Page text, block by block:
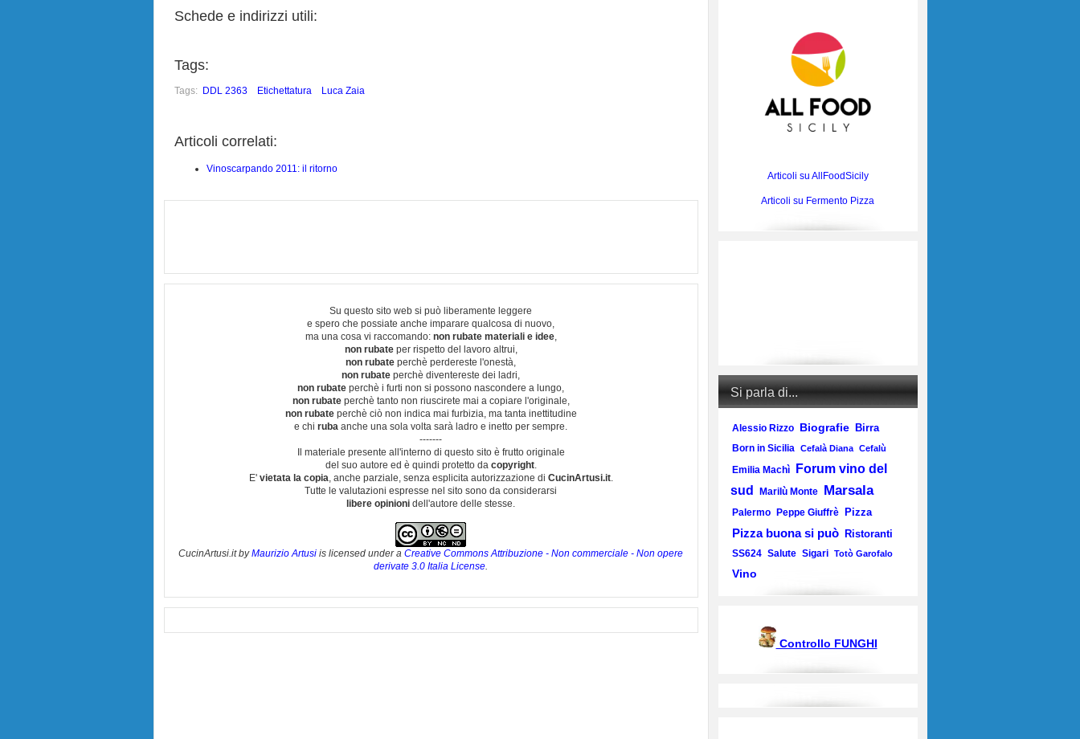
Schede e indirizzi utili:
Tags:
Tags: DDL 2363 Etichettatura Luca Zaia
Articoli correlati:
Vinoscarpando 2011: il ritorno
Su questo sito web si può liberamente leggere
e spero che possiate anche imparare qualcosa di nuovo,
ma una cosa vi raccomando: non rubate materiali e idee,
non rubateper rispetto del lavoro altrui,
non rubate perchè perdereste l'onestà,
non rubate perchè diventereste dei ladri,
non rubate perchè i furti non si possono nascondere a lungo,
non rubateperchè tanto non riuscirete mai a copiare l'originale,
non rubateperchè ciò non indica mai furbizia, ma tanta inettitudine
e chi ruba anche una sola volta sarà ladro e inetto per sempre.
-------
Il materiale presente all'interno di questo sito è frutto originale
del suo autore ed è quindi protetto da copyright.
E' vietata la copia, anche parziale, senza esplicita autorizzazione di CucinArtusi.it.
Tutte le valutazioni espresse nel sito sono da considerarsi
libere opinioni dell'autore delle stesse.
CucinArtusi.itbyMaurizio Artusi is licensed under a Creative Commons Attribuzione - Non commerciale - Non opere
derivate 3.0 Italia License.
Articoli su AllFoodSicily
Articoli su Fermento Pizza
Si parla di...
Alessio Rizzo Biografie Birra
Born in Sicilia Cefalà Diana Cefalù
Emilia Machì
Forum vino del
sud
Marilù Monte Marsala
Palermo Peppe Giuffrè Pizza
Pizza buona si può Ristoranti
SS624 Salute Sigari Totò Garofalo
Vino
Controllo FUNGHI